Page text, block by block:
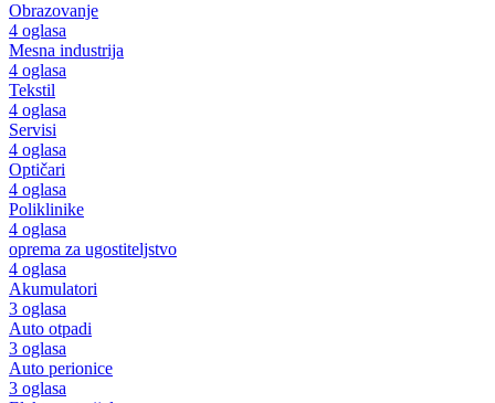
Obrazovanje
4 oglasa
Mesna industrija
4 oglasa
Tekstil
4 oglasa
Servisi
4 oglasa
Optičari
4 oglasa
Poliklinike
4 oglasa
oprema za ugostiteljstvo
4 oglasa
Akumulatori
3 oglasa
Auto otpadi
3 oglasa
Auto perionice
3 oglasa